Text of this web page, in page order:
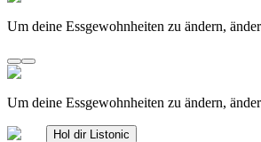
Um deine Essgewohnheiten zu ändern,
Um deine Essgewohnheiten zu ändern,
Hol dir Listonic